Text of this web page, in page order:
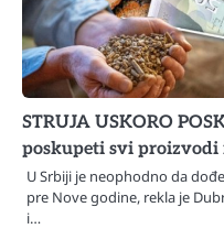
STRUJA USKORO
poskupeti svi proizvodi
U Srbiji je neophodno da
pre Nove godine, rekla je
i…